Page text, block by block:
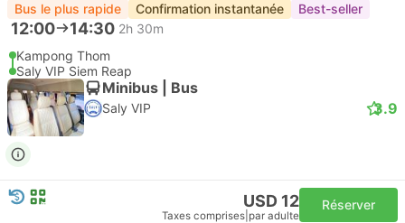
Bus le plus rapide Confirmation instantanée Best-seller
12:00 14:30 2h 30m
Kampong Thom
Saly VIP Siem Reap
Minibus | Bus
Saly VIP 3.9
USD 12
Taxes comprises par adulte
Réserver